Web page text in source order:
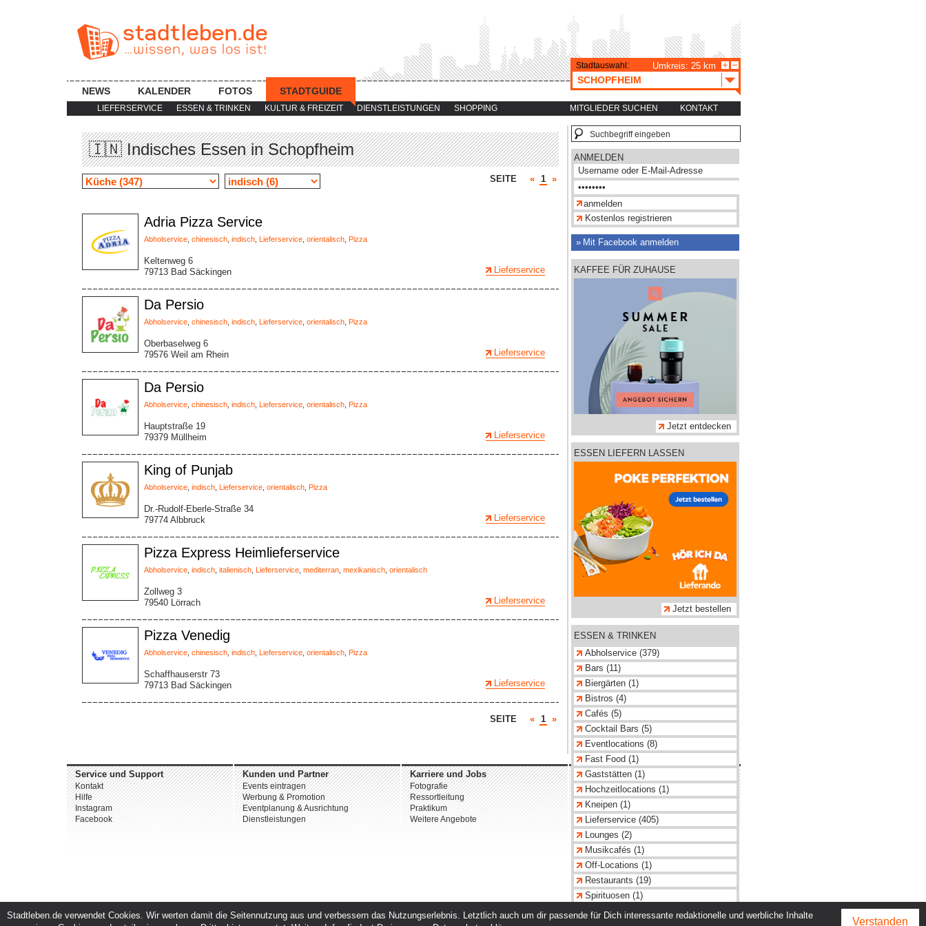
LIEFERSERVICE ESSEN & TRINKEN KULTUR & FREIZEIT DIENSTLEISTUNGEN SHOPPING MITGLIEDER SUCHEN KONTAKT
NEWS KALENDER FOTOS STADTGUIDE
Stadtauswahl: Umkreis: 25 km
SCHOPFHEIM
🇮🇳 Indisches Essen in Schopfheim
SEITE « 1 »
Adria Pizza Service
Abholservice chinesisch indisch Lieferservice orientalisch Pizza
Keltenweg 6
79713 Bad Säckingen
Lieferservice
Da Persio
Abholservice chinesisch indisch Lieferservice orientalisch Pizza
Oberbaselweg 6
79576 Weil am Rhein
Lieferservice
Da Persio
Abholservice chinesisch indisch Lieferservice orientalisch Pizza
Hauptstraße 19
79379 Müllheim
Lieferservice
King of Punjab
Abholservice indisch Lieferservice orientalisch Pizza
Dr.-Rudolf-Eberle-Straße 34
79774 Albbruck
Lieferservice
Pizza Express Heimlieferservice
Abholservice indisch italienisch Lieferservice mediterran mexikanisch orientalisch
Zollweg 3
79540 Lörrach
Lieferservice
Pizza Venedig
Abholservice chinesisch indisch Lieferservice orientalisch Pizza
Schaffhauserstr 73
79713 Bad Säckingen
Lieferservice
SEITE « 1 »
ANMELDEN
Kostenlos registrieren
Mit Facebook anmelden
KAFFEE FÜR ZUHAUSE
Jetzt entdecken
ESSEN LIEFERN LASSEN
Jetzt bestellen
ESSEN & TRINKEN
Abholservice (379)
Bars (11)
Biergärten (1)
Bistros (4)
Cafés (5)
Cocktail Bars (5)
Eventlocations (8)
Fast Food (1)
Gaststätten (1)
Hochzeitlocations (1)
Kneipen (1)
Lieferservice (405)
Lounges (2)
Musikcafés (1)
Off-Locations (1)
Restaurants (19)
Spirituosen (1)
Weinbars (1)
Service und Support
Kontakt
Hilfe
Instagram
Facebook
Kunden und Partner
Events eintragen
Werbung & Promotion
Eventplanung & Ausrichtung
Dienstleistungen
Karriere und Jobs
Fotografie
Ressortleitung
Praktikum
Weitere Angebote
Unternehmen
Über uns
Datenschutz
AGB
Impressum
© 2026 stadtleben GmbH
Stadtleben.de verwendet Cookies. Wir werten damit die Seitennutzung aus und verbessern das Nutzungserlebnis. Letztlich auch um dir passende für Dich interessante redaktionelle und werbliche Inhalte
Verstanden